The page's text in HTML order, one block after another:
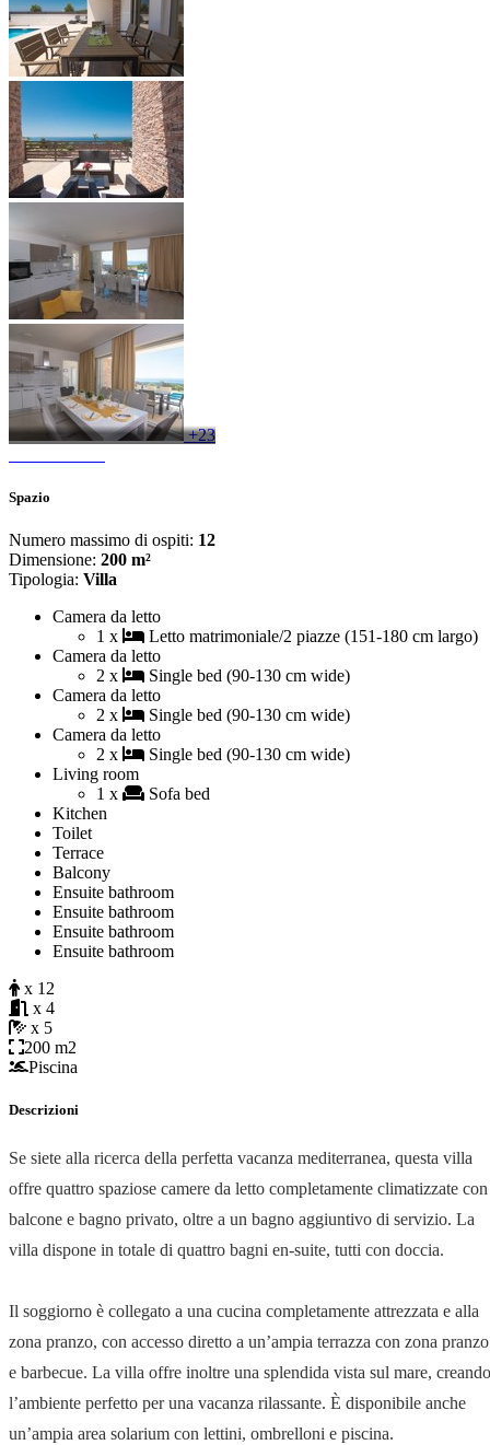
+23
Spazio
Numero massimo di ospiti: 12
Dimensione: 200 m²
Tipologia: Villa
Camera da letto
1 x
Letto matrimoniale/2 piazze (151-180 cm largo)
Camera da letto
2 x
Single bed (90-130 cm wide)
Camera da letto
2 x
Single bed (90-130 cm wide)
Camera da letto
2 x
Single bed (90-130 cm wide)
Living room
1 x
Sofa bed
Kitchen
Toilet
Terrace
Balcony
Ensuite bathroom
Ensuite bathroom
Ensuite bathroom
Ensuite bathroom
x 12
x 4
x 5
200 m2
Piscina
Descrizioni
Se siete alla ricerca della perfetta vacanza mediterranea, questa villa
offre quattro spaziose camere da letto completamente climatizzate con
balcone e bagno privato, oltre a un bagno aggiuntivo di servizio. La
villa dispone in totale di quattro bagni en-suite, tutti con doccia.
Il soggiorno è collegato a una cucina completamente attrezzata e alla
zona pranzo, con accesso diretto a un’ampia terrazza con zona pranzo
e barbecue. La villa offre inoltre una splendida vista sul mare, creando
l’ambiente perfetto per una vacanza rilassante. È disponibile anche
un’ampia area solarium con lettini, ombrelloni e piscina.